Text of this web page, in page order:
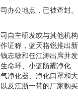
公地点，已被查封。
自主研发或与其他机构
证称，蓝天格锐推出新
志敏和任江涛出席并发
命环、小蓝防霾净化
净化器、净化口罩和大
及江浙一带的厂家购买